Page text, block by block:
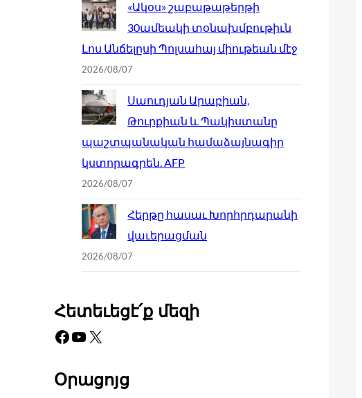
«Ակօս» շաբաթաթերթի
30ամեակի տօնախմբութիւն
Լոս Անճելըսի Պոլսահայ միութեան մէջ
2026/08/07
Սաուդյան Արաբիան,
Թուրքիան և Պակիստանը
պաշտպանական համաձայնագիր
կստորագրեն. AFP
2026/08/07
Հերթը հասաւ Խորհրդարանի
վաւերացման
2026/08/07
Հետեւեցէ՛ք մեզի
Facebook YouTube X
Օրացոյց